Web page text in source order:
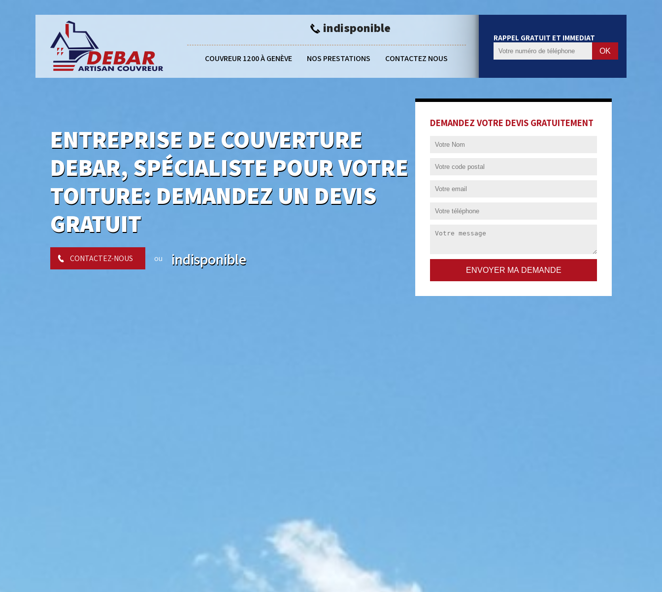
COUVREUR 1200 À GENÈVE NOS PRESTATIONS CONTACTEZ NOUS
RAPPEL GRATUIT ET IMMEDIAT
indisponible
ENTREPRISE DE COUVERTURE
DEBAR, SPÉCIALISTE POUR VOTRE
TOITURE: DEMANDEZ UN DEVIS
GRATUIT
CONTACTEZ-NOUS ou indisponible
DEMANDEZ VOTRE DEVIS GRATUITEMENT